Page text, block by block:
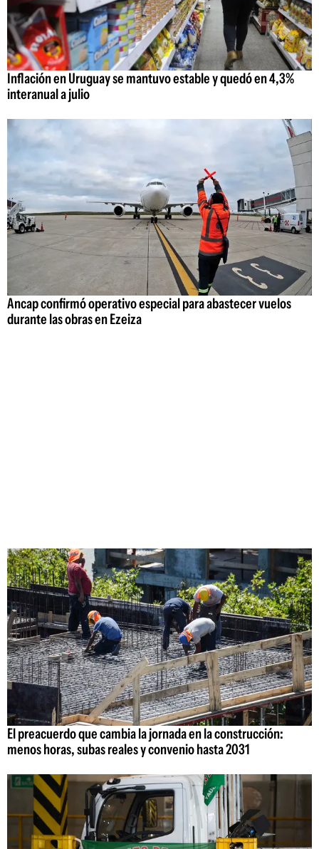
Inflación en Uruguay se mantuvo estable y quedó en 4,3%
interanual a julio
Ancap confirmó operativo especial para abastecer vuelos
durante las obras en Ezeiza
El preacuerdo que cambia la jornada en la construcción:
menos horas, subas reales y convenio hasta 2031